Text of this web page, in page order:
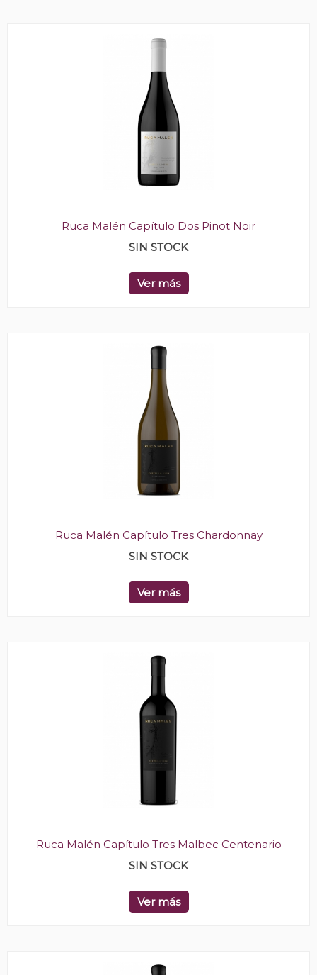
Ruca Malén Capítulo Dos Pinot Noir
SIN STOCK
Ver más
Ruca Malén Capítulo Tres Chardonnay
SIN STOCK
Ver más
Ruca Malén Capítulo Tres Malbec Centenario
SIN STOCK
Ver más